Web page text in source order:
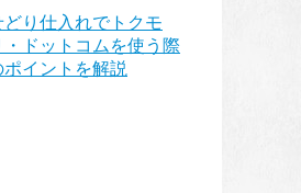
どり仕入れでトクモ
・ドットコムを使う際
ポイントを解説